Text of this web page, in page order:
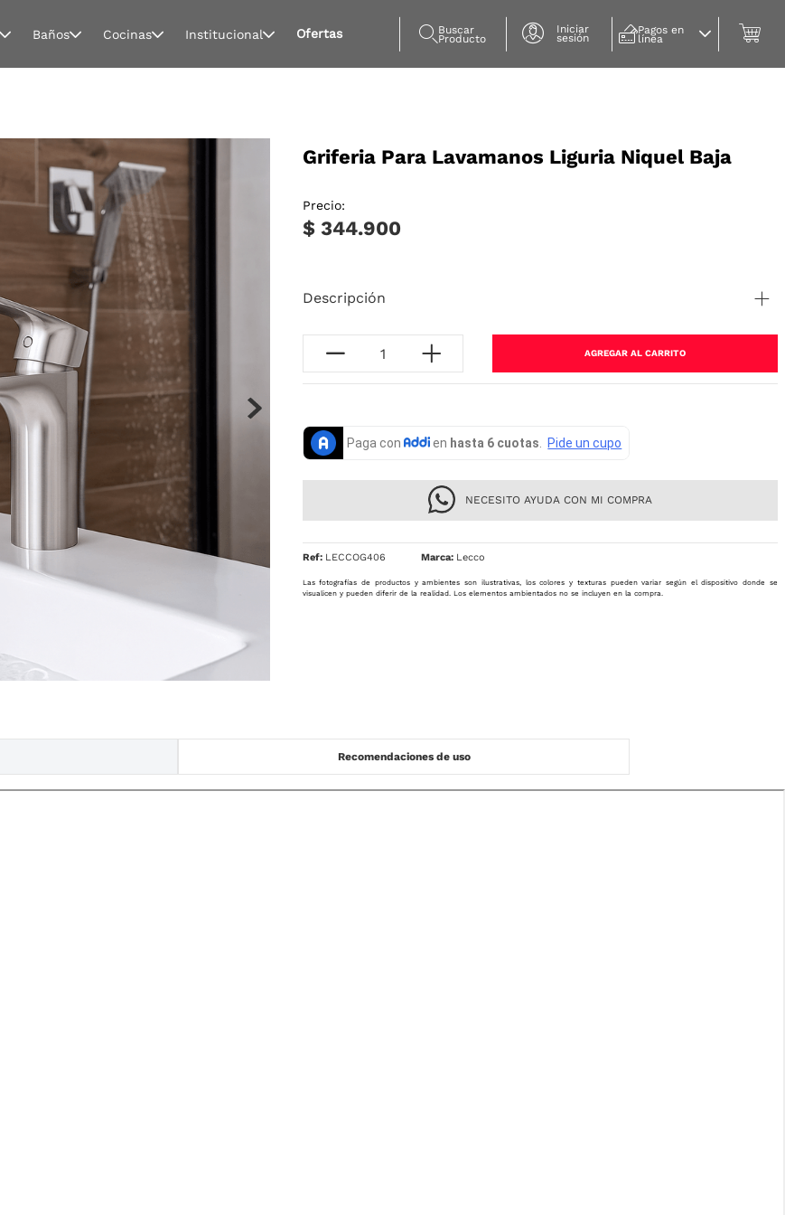
Baños Cocinas Institucional Ofertas Buscar
Producto
Iniciar
sesión
Pagos en
línea
Griferia Para Lavamanos Liguria Niquel Baja
Precio:
$ 344.900
Descripción
AGREGAR AL CARRITO
NECESITO AYUDA CON MI COMPRA
Ref: LECCOG406 Lecco
Las fotografías de productos y ambientes son ilustrativas, los colores y texturas pueden variar según el dispositivo donde se
visualicen y pueden diferir de la realidad. Los elementos ambientados no se incluyen en la compra.
Recomendaciones de uso